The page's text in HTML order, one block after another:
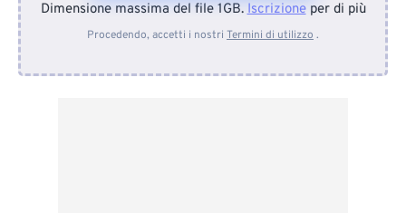
Dal dispositivo
Dimensione massima del file 1GB.Iscrizioneper di più
Procedendo, accetti i nostri Termini di utilizzo .